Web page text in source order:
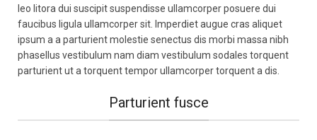
leo litora dui suscipit suspendisse ullamcorper posuere dui
faucibus ligula ullamcorper sit. Imperdiet augue cras aliquet
ipsum a a parturient molestie senectus dis morbi massa nibh
phasellus vestibulum nam diam vestibulum sodales torquent
parturient ut a torquent tempor ullamcorper torquent a dis.
Parturient fusce